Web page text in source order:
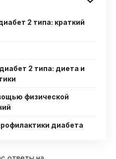
2 типа: краткий
2 типа: диета и
физической
диабета